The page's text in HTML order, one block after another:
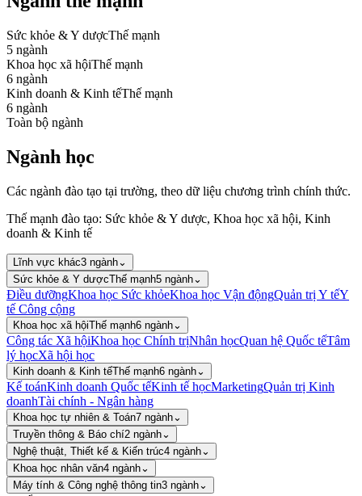
Sức khỏe & Y dượcThế mạnh
5 ngành
Khoa học xã hộiThế mạnh
6 ngành
Kinh doanh & Kinh tếThế mạnh
6 ngành
Toàn bộ ngành
Ngành học
Các ngành đào tạo tại trường, theo dữ liệu chương trình chính thức.
Thế mạnh đào tạo: Sức khỏe & Y dược, Khoa học xã hội, Kinh
doanh & Kinh tế
Lĩnh vực khác3 ngành⌄
Sức khỏe & Y dượcThế mạnh5 ngành⌄
Điều dưỡngKhoa học Sức khỏeKhoa học Vận độngQuản trị Y tếY
tế Công cộng
Khoa học xã hộiThế mạnh6 ngành⌄
Công tác Xã hộiKhoa học Chính trịNhân họcQuan hệ Quốc tếTâm
lý họcXã hội học
Kinh doanh & Kinh tếThế mạnh6 ngành⌄
Kế toánKinh doanh Quốc tếKinh tế họcMarketingQuản trị Kinh
doanhTài chính - Ngân hàng
Khoa học tự nhiên & Toán7 ngành⌄
Truyền thông & Báo chí2 ngành⌄
Nghệ thuật, Thiết kế & Kiến trúc4 ngành⌄
Khoa học nhân văn4 ngành⌄
Máy tính & Công nghệ thông tin3 ngành⌄